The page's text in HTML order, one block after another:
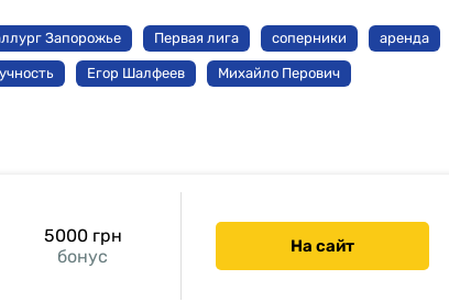
Запорожье Первая лига соперники аренда
Егор Шалфеев Михайло Перович
бонус
5000 грн На сайт